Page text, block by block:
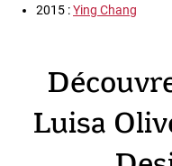
2015 :Ying Chang
Luisa